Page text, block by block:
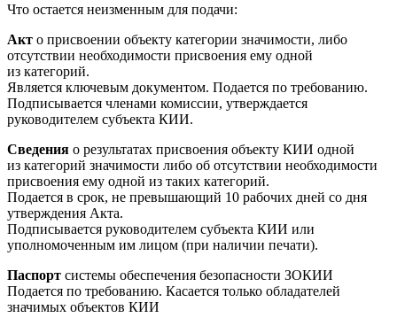
Что остается неизменным для подачи:
Акт о присвоении объекту категории значимости, либо
отсутствии необходимости присвоения ему одной
из категорий.
Является ключевым документом. Подается по требованию.
Подписывается членами комиссии, утверждается
руководителем субъекта КИИ.
Сведения о результатах присвоения объекту КИИ одной
из категорий значимости либо об отсутствии необходимости
присвоения ему одной из таких категорий.
Подается в срок, не превышающий 10 рабочих дней со дня
утверждения Акта.
Подписывается руководителем субъекта КИИ или
уполномоченным им лицом (при наличии печати).
Паспорт системы обеспечения безопасности ЗОКИИ
Подается по требованию. Касается только обладателей
значимых объектов КИИ